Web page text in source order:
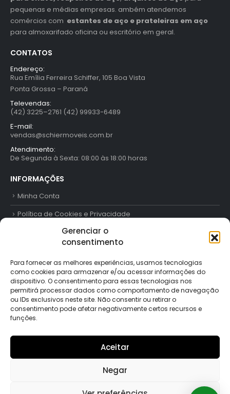
Gerenciar o
consentimento
Para fornecer as melhores experiências, usamos tecnologias
como cookies para armazenar e/ou acessar informações do
dispositivo. O consentimento para essas tecnologias nos
permitirá processar dados como comportamento de navegação
ou IDs exclusivos neste site. Não consentir ou retirar o
consentimento pode afetar negativamente certos recursos e
funções.
Aceitar
Negar
pequenas e médias empresas. ambém atendemos
comércios com estantes de aço e prateleiras em aço
para almoxarifado oficina ou escritório em geral.
CONTATOS
Endereço:
Rua Emília Ferreira Schiffer, 105 Boa Vista
Ponta Grossa – Paraná
Televendas:
(42) 3225–2761 (42) 99933-6489
E-mail:
vendas@schiermoveis.com.br
Atendimento:
De Segunda à Sexta: 08:00 às 18:00 horas
INFORMAÇÕES
Minha Conta
Política de Cookies e Privacidade
Trabalhe Conosco
FORMAS DE PAGAMENTO
SIGA-NOS